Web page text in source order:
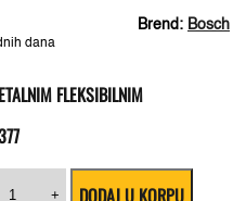
Brend: Bosch
dana
FLEKSIBILNIM
+ DODAJ U KORPU